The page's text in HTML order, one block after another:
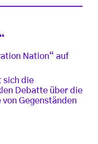
Nation“ auf
sich die
Debatte über die
Gegenständen